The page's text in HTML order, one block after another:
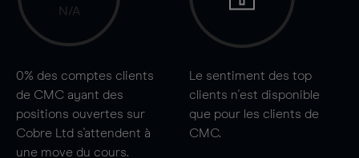
N/A
0% des comptes clients
de CMC ayant des
positions ouvertes sur
Cobre Ltd s'attendent à
une move du cours.
Le sentiment des top
clients n'est disponible
que pour les clients de
CMC.